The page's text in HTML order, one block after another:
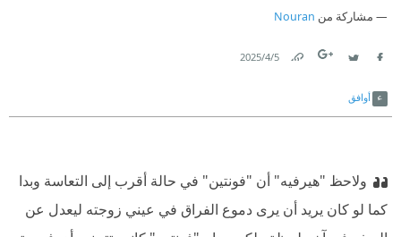
‫ ‏ألم يكن سوى خداع؟..‏
‫ ‏وهذا الحب الجميل.. الذي تسكرني رائحته‏
‫ ‏وهذا الشهر القصير.. هل يمكن أن يدوم؟‏
‫ ‏أي ملاك هذا الذي خطفك.. إلى مملكة الظلام؟‏
مشاركة من Nouran
5‏/4‏/2025
أوافق
ولاحظ "هيرفيه" أن "فونتين" في حالة أقرب إلى التعاسة وبدا
كما لو كان يريد أن يرى دموع الفراق في عيني زوجته ليعدل عن